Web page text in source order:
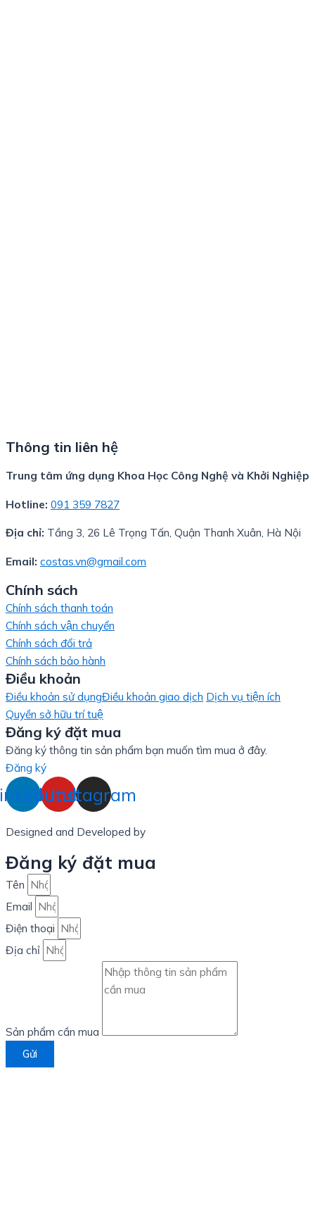
Thông tin liên hệ
Trung tâm ứng dụng Khoa Học Công Nghệ và Khởi Nghiệp
Hotline: 091 359 7827
Địa chỉ: Tầng 3, 26 Lê Trọng Tấn, Quận Thanh Xuân, Hà Nội
Email: costas.vn@gmail.com
Chính sách
Chính sách thanh toán
Chính sách vận chuyển
Chính sách đổi trả
Chính sách bảo hành
Điều khoản
Điều khoản sử dụngĐiều khoản giao dịch Dịch vụ tiện ích
Quyền sở hữu trí tuệ
Đăng ký đặt mua
Đăng ký thông tin sản phẩm bạn muốn tìm mua ở đây.
Đăng ký
Youtube
Instagram
Designed and Developed by
Đăng ký đặt mua
Tên
Email
Điện thoại
Địa chỉ
Sản phẩm cần mua
Gửi